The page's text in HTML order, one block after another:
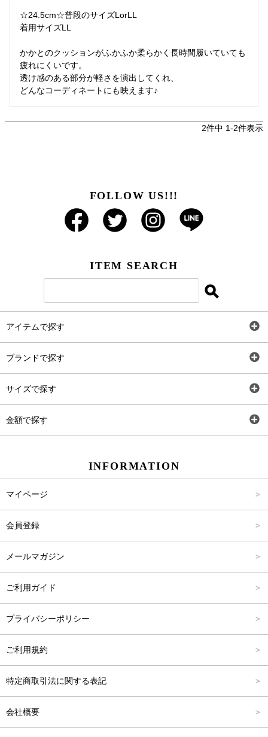
☆24.5cm☆普段のサイズLorLL
着用サイズLL
かかとのクッションがふかふか柔らかく長時間履いていても
疲れにくいです。
透け感のある部分が軽さを演出してくれ、
どんなコーディネートにも映えます♪
2件中 1-2件表示
FOLLOW US!!!
ITEM SEARCH
アイテムで探す
ブランドで探す
サイズで探す
金額で探す
INFORMATION
マイページ
会員登録
メールマガジン
ご利用ガイド
プライバシーポリシー
ご利用規約
特定商取引法に関する表記
会社概要